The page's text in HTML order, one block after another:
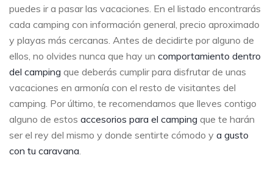
puedes ir a pasar las vacaciones. En el listado encontrarás
cada camping con información general, precio aproximado
y playas más cercanas. Antes de decidirte por alguno de
ellos, no olvides nunca que hay un comportamiento dentro
del camping que deberás cumplir para disfrutar de unas
vacaciones en armonía con el resto de visitantes del
camping. Por último, te recomendamos que lleves contigo
alguno de estos accesorios para el camping que te harán
ser el rey del mismo y donde sentirte cómodo y a gusto
con tu caravana